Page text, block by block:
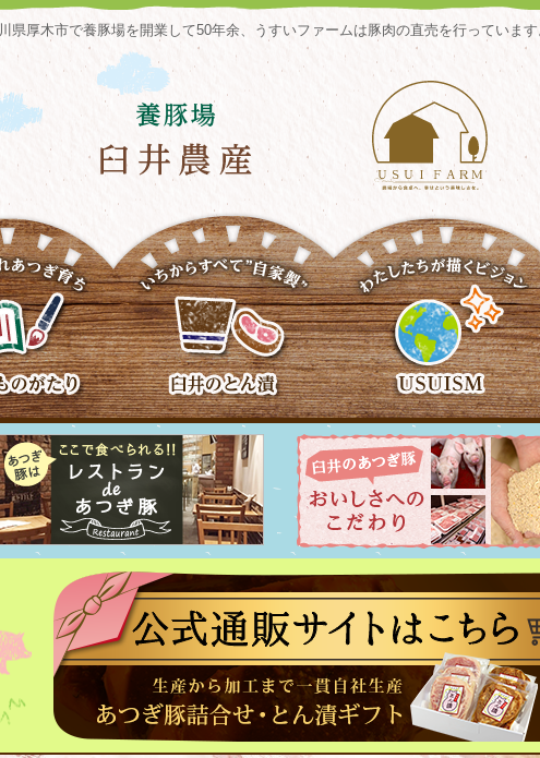
県厚木市で養豚場を開業して50年余、うすいファームは豚肉の直売を行っています